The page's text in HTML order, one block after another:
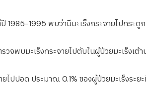
1995 พบว่ามีมะเร็งกระจายไปกระดูก
พบมะเร็งกระจายไปตับในผู้ป่วยมะเร็งเต้า
ปอด ประมาณ 0.1% ของผู้ป่วยมะเร็งระยะ